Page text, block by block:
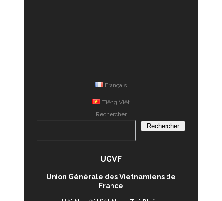
Français
Tiếng Việt
Rechercher
Rechercher
UGVF
Union Générale des Vietnamiens de
France